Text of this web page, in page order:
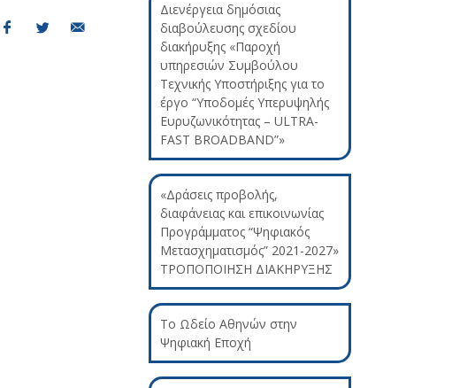
Διενέργεια δημόσιας
διαβούλευσης σχεδίου
διακήρυξης «Παροχή
υπηρεσιών Συμβούλου
Τεχνικής Υποστήριξης για το
έργο “Υποδομές Υπερυψηλής
Ευρυζωνικότητας – ULTRA-
FAST BROADBAND”»
«Δράσεις προβολής,
διαφάνειας και επικοινωνίας
Προγράμματος “Ψηφιακός
Μετασχηματισμός” 2021-2027»
ΤΡΟΠΟΠΟΙΗΣΗ ΔΙΑΚΗΡΥΞΗΣ
Το Ωδείο Αθηνών στην
Ψηφιακή Εποχή